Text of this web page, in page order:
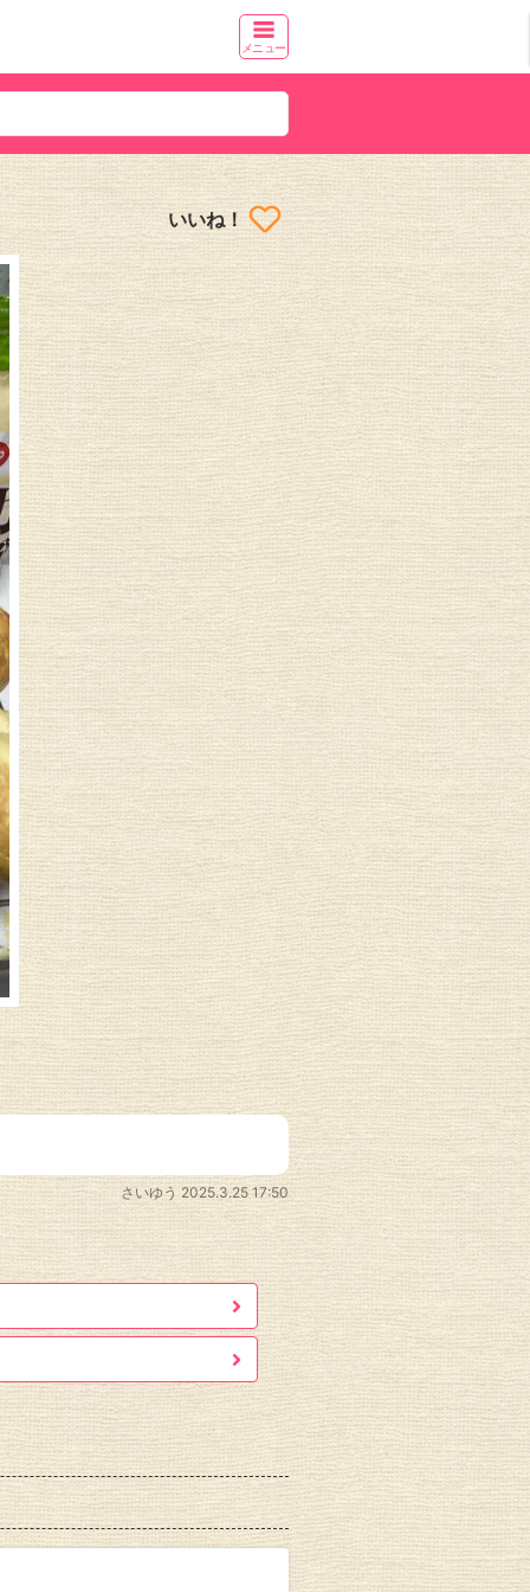
メニュー
いいね！
さいゆう 2025.3.25 17:50